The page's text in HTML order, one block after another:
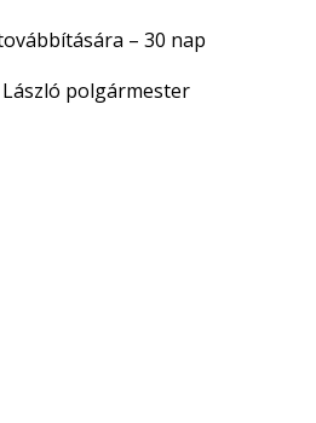
– 30 nap
polgármester